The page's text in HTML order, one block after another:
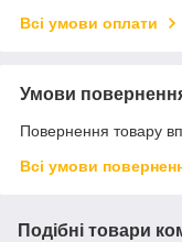
Всі умови оплати
Умови
Повернення товару
Всі умови
Подібні товари